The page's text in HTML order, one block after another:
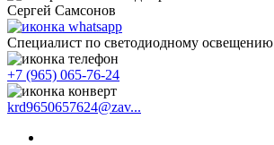
Сергей Самсонов
Cпециалист по светодиодному освещению
+7 (965) 065-76-24
krd9650657624@zav...